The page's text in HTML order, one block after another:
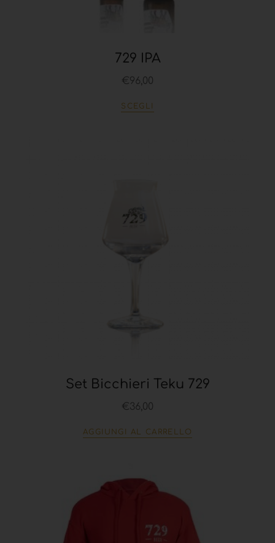
729 IPA
€96,00
SCEGLI
Set Bicchieri Teku 729
€36,00
AGGIUNGI AL CARRELLO